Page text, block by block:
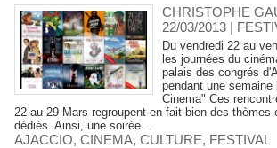
CHRISTOPHE
22/03/2013 |
Du vendredi 22 au
les journées du
palais des congrés
pendant une
Cinema" Ces
22 au 29 Mars regroupent en fait bien des thèmes
dédiés. Ainsi, une soirée...
AJACCIO, CINEMA, CULTURE, FESTIVAL